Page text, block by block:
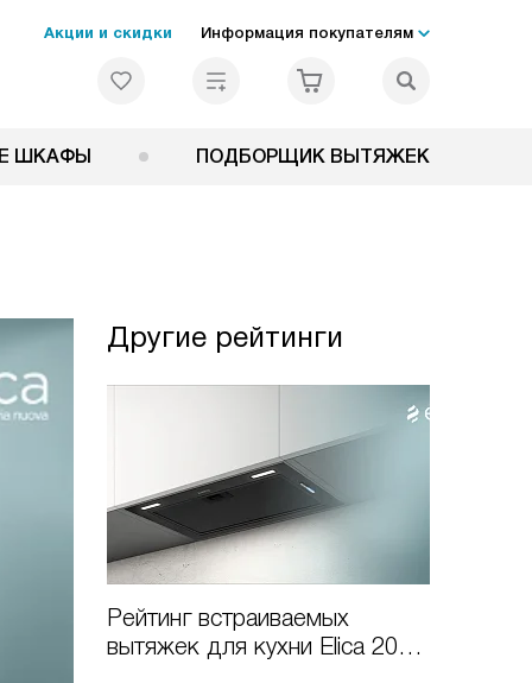
Акции и скидки Информация покупателям
ШКАФЫ ПОДБОРЩИК ВЫТЯЖЕК
Другие рейтинги
Рейтинг встраиваемых
вытяжек для кухни Elica 2026